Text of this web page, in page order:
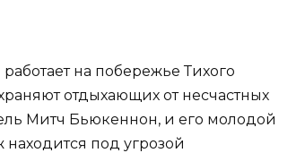
на побережье Тихого
отдыхающих от несчастных
Митч Бьюкеннон, и его молодой
находится под угрозой